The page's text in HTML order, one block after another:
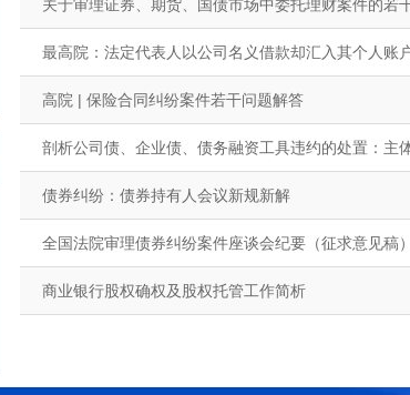
关于审理证券、期货、国债市场中委托理财案件的若
最高院：法定代表人以公司名义借款却汇入其个人账
高院 | 保险合同纠纷案件若干问题解答
剖析公司债、企业债、债务融资工具违约的处置：主
债券纠纷：债券持有人会议新规新解
全国法院审理债券纠纷案件座谈会纪要（征求意见稿）
商业银行股权确权及股权托管工作简析